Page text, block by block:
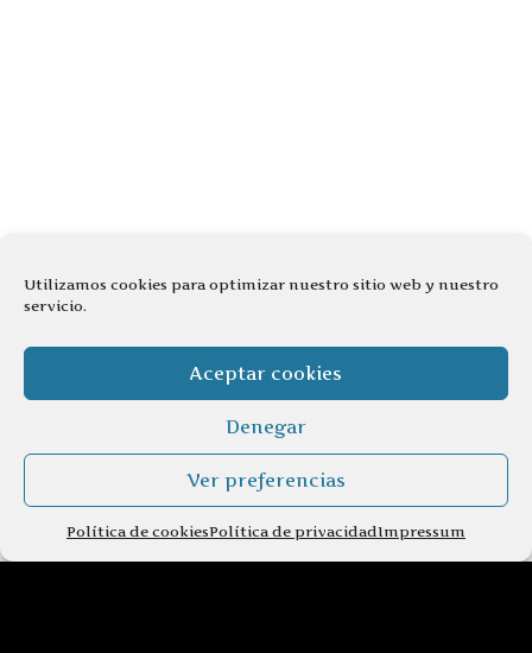
Utilizamos cookies para optimizar nuestro sitio web y nuestro
servicio.
Aceptar cookies
Denegar
Ver preferencias
Política de cookiesPolítica de privacidadImpressum